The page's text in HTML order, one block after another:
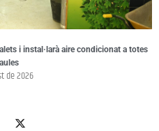
i instal·larà aire condicionat a totes
de 2026